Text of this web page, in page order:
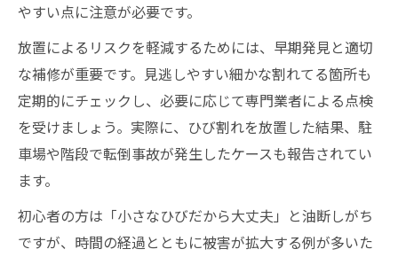
やすい点に注意が必要です。
放置によるリスクを軽減するためには、早期発見と適切
な補修が重要です。見逃しやすい細かな割れてる箇所も
定期的にチェックし、必要に応じて専門業者による点検
を受けましょう。実際に、ひび割れを放置した結果、駐
車場や階段で転倒事故が発生したケースも報告されてい
ます。
初心者の方は「小さなひびだから大丈夫」と油断しがち
ですが、時間の経過とともに被害が拡大する例が多いた